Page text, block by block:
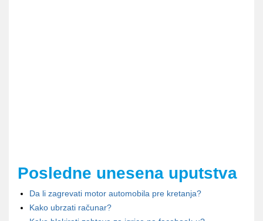
Posledne unesena uputstva
Da li zagrevati motor automobila pre kretanja?
Kako ubrzati računar?